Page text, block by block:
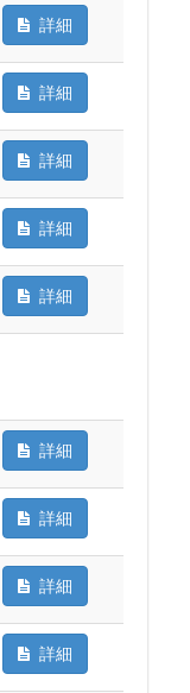
詳細
詳細
詳細
詳細
詳細
詳細
詳細
詳細
詳細